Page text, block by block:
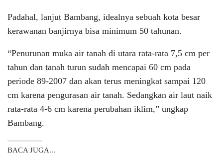
Padahal, lanjut Bambang, idealnya sebuah kota besar
kerawanan banjirnya bisa minimum 50 tahunan.
“Penurunan muka air tanah di utara rata-rata 7,5 cm per
tahun dan tanah turun sudah mencapai 60 cm pada
periode 89-2007 dan akan terus meningkat sampai 120
cm karena pengurasan air tanah. Sedangkan air laut naik
rata-rata 4-6 cm karena perubahan iklim,” ungkap
Bambang.
BACA JUGA...